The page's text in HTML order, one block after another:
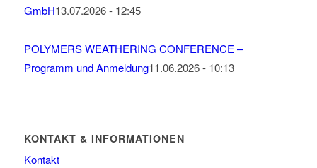
GmbH13.07.2026 - 12:45
POLYMERS WEATHERING CONFERENCE –
Programm und Anmeldung11.06.2026 - 10:13
KONTAKT & INFORMATIONEN
Kontakt